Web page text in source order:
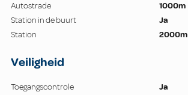
Autostrade
1000m
Station in de buurt
Ja
Station
2000m
Veiligheid
Toegangscontrole
Ja